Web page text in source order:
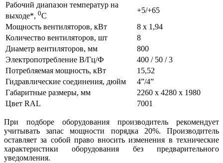
Рабочий диапазон температур на
выходе*, 0C
+5/+65
Мощность вентиляторов, кВт
8 х 1,94
Количество вентиляторов, шт
8
Диаметр вентиляторов, мм
800
Электропотребление В/Гц/Ф
400 / 50 / 3
Потребляемая мощность, кВт
15,52
Гидравлические соединения, дюйм
4”/4”
Габаритные размеры, мм
2260 х 4280 х 1980
Цвет RAL
7001
При подборе оборудования производитель рекомендует
учитывать запас мощности порядка 20%. Производитель
оставляет за собой право вносить изменения в технические
характеристики оборудования без предварительного
уведомления.